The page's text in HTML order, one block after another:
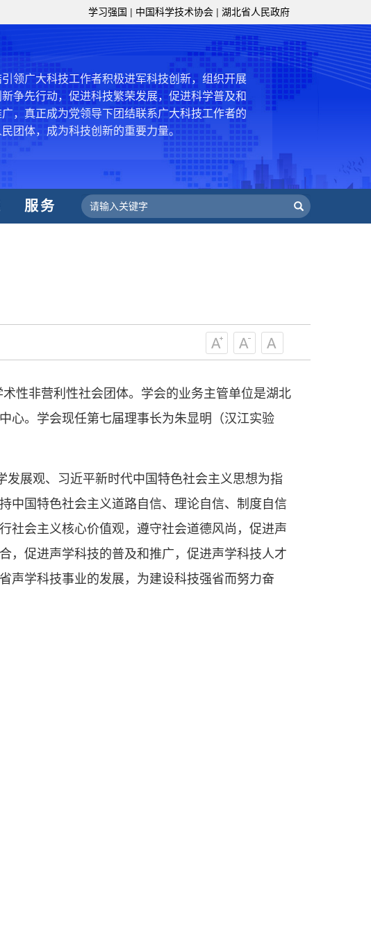
学习强国 | 中国科学技术协会 | 湖北省人民政府
国科协各级组织要坚持为科技工作者服务、为
新驱动发展服务、为提高全民科学素质服务、为党
政府科学决策服务的职责定位,推动开放型、枢纽
、平台型科协组织建设，接长手臂，扎根基层，团
引领广大科技工作者积极进军科技创新，组织开展
新争先行动，促进科技繁荣发展，促进科学普及和
广，真正成为党领导下团结联系广大科技工作者的
民团体，成为科技创新的重要力量。
——习近平 2016.5.30
国科协要肩负起党和政府联系科技工作者桥梁
纽带的职责，坚持为科技工作者服务、为创新驱动
服务、为提高全民科学素质服务、为党和政府科
国科协各级组织要坚持为科技工作者服务、为
新驱动发展服务、为提高全民科学素质服务、为党
、平台型科协组织建设，接长手臂，扎根基层，团
新争先行动，促进科技繁荣发展，促进科学普及和
——习近平 2016.5.30
国科协要肩负起党和政府联系科技工作者桥梁
带的职责，坚持为科技工作者服务、为创新驱动
展服务、为提高全民科学素质服务、为党和政府科
决策服务，更广泛地把广大科技工作者团结在党的
围，弘扬科学家精神，涵养优良学风。要坚持面向
服务
性非营利性社会团体。学会的业务主管单位是湖北
心。学会现任第七届理事长为朱显明（汉江实验
发展观、习近平新时代中国特色社会主义思想为指
中国特色社会主义道路自信、理论自信、制度自信
社会主义核心价值观，遵守社会道德风尚，促进声
，促进声学科技的普及和推广，促进声学科技人才
声学科技事业的发展，为建设科技强省而努力奋